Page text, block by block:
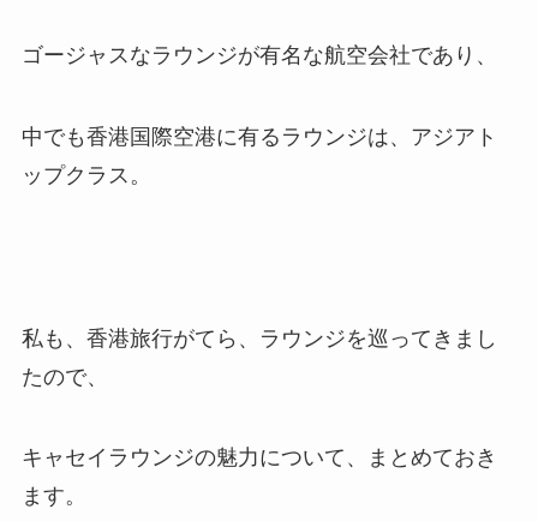
ゴージャスなラウンジが有名な航空会社であり、
中でも香港国際空港に有るラウンジは、アジアト
ップクラス。
私も、香港旅行がてら、ラウンジを巡ってきまし
たので、
キャセイラウンジの魅力について、まとめておき
ます。